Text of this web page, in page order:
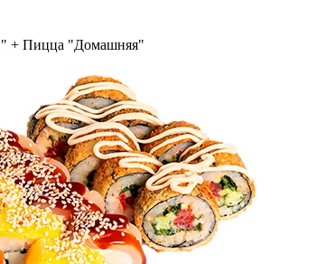
+ Пицца "Домашняя"